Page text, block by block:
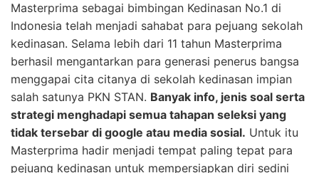
Masterprima sebagai bimbingan Kedinasan No.1 di
Indonesia telah menjadi sahabat para pejuang sekolah
kedinasan. Selama lebih dari 11 tahun Masterprima
berhasil mengantarkan para generasi penerus bangsa
menggapai cita citanya di sekolah kedinasan impian
salah satunya PKN STAN. Banyak info, jenis soal serta
strategi menghadapi semua tahapan seleksi yang
tidak tersebar di google atau media sosial. Untuk itu
Masterprima hadir menjadi tempat paling tepat para
pejuang kedinasan untuk mempersiapkan diri sedini